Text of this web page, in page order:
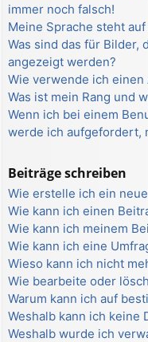
immer noch falsch!
Meine Sprache steht
Was sind das für Bilder,
angezeigt werden?
Wie verwende ich einen
Was ist mein Rang und
Wenn ich bei einem
werde ich aufgefordert,
Beiträge schreiben
Wie erstelle ich ein
Wie kann ich einen
Wie kann ich meinem
Wie kann ich eine
Wieso kann ich nicht
Wie bearbeite oder
Warum kann ich auf
Weshalb kann ich keine
Weshalb wurde ich